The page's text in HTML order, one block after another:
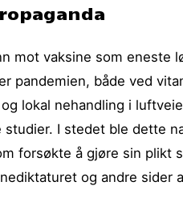
mot vaksine som eneste
pandemien, både ved
lokal nehandling i
I stedet ble dette
forsøkte å gjøre sin plikt
og andre